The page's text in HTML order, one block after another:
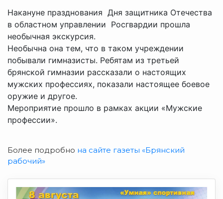
Накануне празднования Дня защитника Отечества
в областном управлении Росгвардии прошла
необычная экскурсия.
Необычна она тем, что в таком учреждении
побывали гимназисты. Ребятам из третьей
брянской гимназии рассказали о настоящих
мужских профессиях, показали настоящее боевое
оружие и другое.
Мероприятие прошло в рамках акции «Мужские
профессии».
Более подробно на сайте газеты «Брянский
рабочий»